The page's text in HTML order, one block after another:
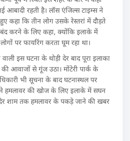
आबादी रहती है। लॉस एंजिल्स टाइम्स ने
कहा कि तीन लोग उसके रेस्तरां में दौड़ते
करने के लिए कहा, क्योंकि इलाके में
पर फायरिंग करता घूम रहा था।
इस घटना के थोड़ी देर बाद पूरा इलाका
आवाजों से गूंज उठा। मोंटेरी पार्क के
भी सूचना के बाद घटनास्थल पर
हमलावर की खोज के लिए इलाके में सघन
देर शाम तक हमलावर के पकड़े जाने की खबर